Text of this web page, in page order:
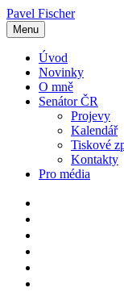
Pavel Fischer
Menu
Úvod
Novinky
O mně
Senátor ČR
Projevy
Kalendář
Tiskové
Kontakty
Pro média